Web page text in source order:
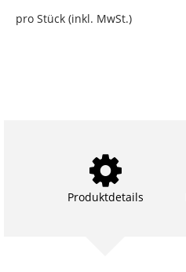
pro Stück (inkl. MwSt.)
Produktdetails